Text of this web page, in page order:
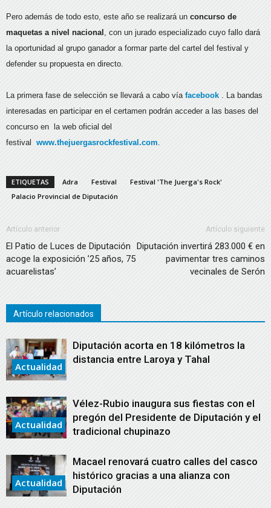
Pero además de todo esto, este año se realizará un concurso de
maquetas a nivel nacional
, con un jurado especializado cuyo fallo dará
la oportunidad al grupo ganador a formar parte del cartel del festival y
defender su propuesta en directo.
La primera fase de selección se llevará a cabo vía facebook
. La bandas
interesadas en participar en el certamen podrán acceder a las bases del
concurso en la web oficial del
festival www.thejuergasrockfestival.com
ETIQUETAS Adra Festival
Festival 'The Juerga's Rock'
Palacio Provincial de Diputación
Artículo anterior
El Patio de Luces de Diputación
acoge la exposición ’25 años, 75
acuarelistas’
Artículo siguiente
Diputación invertirá 283.000 € en
pavimentar tres caminos
vecinales de Serón
Artículo relacionados
Actualidad
Diputación acorta en 18 kilómetros la
distancia entre Laroya y Tahal
Actualidad
Vélez-Rubio inaugura sus fiestas con el
pregón del Presidente de Diputación y el
tradicional chupinazo
Actualidad
Macael renovará cuatro calles del casco
histórico gracias a una alianza con
Diputación